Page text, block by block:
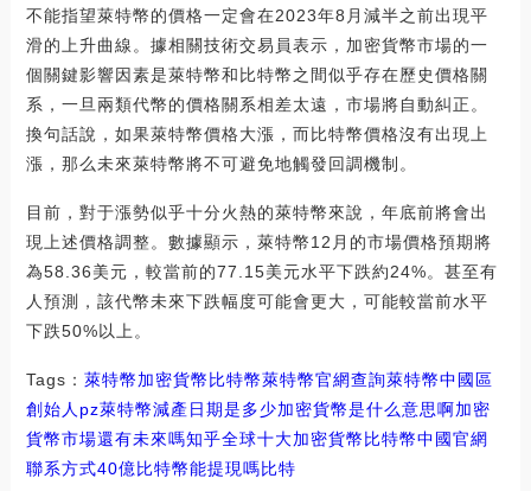
不能指望萊特幣的價格一定會在2023年8月減半之前出現平
滑的上升曲線。據相關技術交易員表示，加密貨幣市場的一
個關鍵影響因素是萊特幣和比特幣之間似乎存在歷史價格關
系，一旦兩類代幣的價格關系相差太遠，市場將自動糾正。
換句話說，如果萊特幣價格大漲，而比特幣價格沒有出現上
漲，那么未來萊特幣將不可避免地觸發回調機制。
目前，對于漲勢似乎十分火熱的萊特幣來說，年底前將會出
現上述價格調整。數據顯示，萊特幣12月的市場價格預期將
為58.36美元，較當前的77.15美元水平下跌約24%。甚至有
人預測，該代幣未來下跌幅度可能會更大，可能較當前水平
下跌50%以上。
Tags： 萊特幣加密貨幣 比特幣萊特幣官網查詢萊特幣中國區
創始人pz萊特幣減產日期是多少加密貨幣是什么意思啊加密
貨幣市場還有未來嗎知乎全球十大加密貨幣比特幣中國官網
聯系方式40億比特幣能提現嗎比特